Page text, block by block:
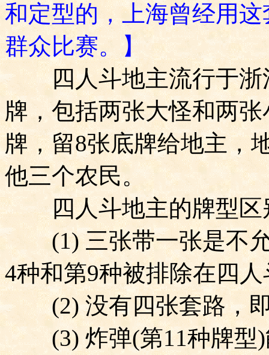
和定型的，上海曾经用
群众比赛。】
四人斗地主流行于浙
牌，包括两张大怪和两张
牌，留8张底牌给地主，
他三个农民。
四人斗地主的牌型区
(1)三张带一张是不
4种和第9种被排除在四
(2)没有四张套路，
(3) 炸弹(第11种牌型)